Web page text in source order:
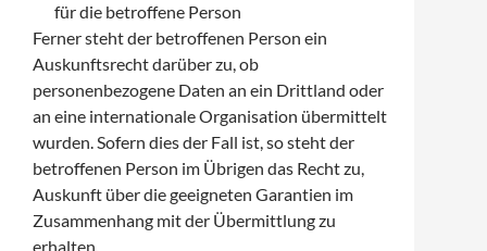
für die betroffene Person
Ferner steht der betroffenen Person ein
Auskunftsrecht darüber zu, ob
personenbezogene Daten an ein Drittland oder
an eine internationale Organisation übermittelt
wurden. Sofern dies der Fall ist, so steht der
betroffenen Person im Übrigen das Recht zu,
Auskunft über die geeigneten Garantien im
Zusammenhang mit der Übermittlung zu
erhalten.